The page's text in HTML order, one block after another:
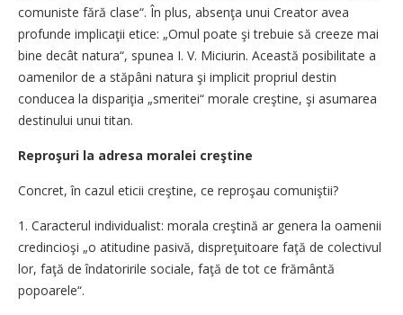
comuniste fără clase“. În plus, absenţa unui Creator avea
profunde implicaţii etice: „Omul poate şi trebuie să creeze mai
bine decât natura“, spunea I. V. Miciurin. Această posibilitate a
oamenilor de a stăpâni natura şi implicit propriul destin
conducea la dispariţia „smeritei“ morale creştine, şi asumarea
destinului unui titan.
Reproşuri la adresa moralei creştine
Concret, în cazul eticii creştine, ce reproşau comuniştii?
1. Caracterul individualist: morala creştină ar genera la oamenii
credincioşi „o atitudine pasivă, dispreţuitoare faţă de colectivul
lor, faţă de îndatoririle sociale, faţă de tot ce frământă
popoarele“.